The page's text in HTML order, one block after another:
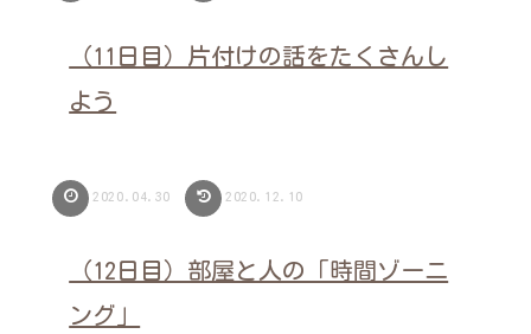
（11日目）片付けの話をたくさんし
よう
2020.04.30 2020.12.10
（12日目）部屋と人の「時間ゾーニ
ング」